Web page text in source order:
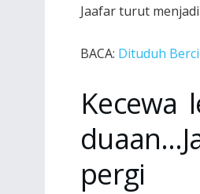
Jaafar turut
BACA: Dituduh
Kecewa
pergi